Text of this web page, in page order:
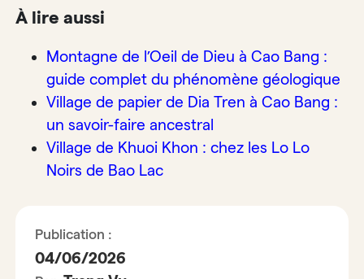
À lire aussi
Montagne de l’Oeil de Dieu à Cao Bang :
guide complet du phénomène géologique
Village de papier de Dia Tren à Cao Bang :
un savoir-faire ancestral
Village de Khuoi Khon : chez les Lo Lo
Noirs de Bao Lac
Publication :
04/06/2026